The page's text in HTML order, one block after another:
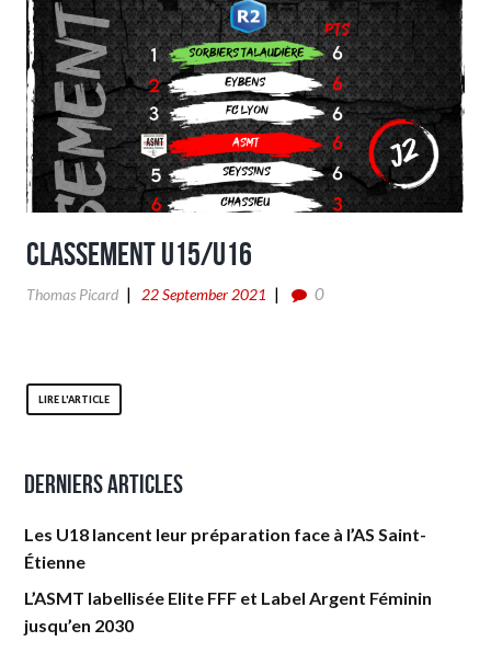
Classement U15/U16
Thomas Picard 22 September 2021 0
LIRE L'ARTICLE
Derniers articles
Les U18 lancent leur préparation face à l’AS Saint-
Étienne
L’ASMT labellisée Elite FFF et Label Argent Féminin
jusqu’en 2030